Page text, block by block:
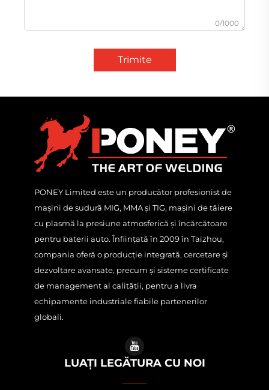
0/1000
Trimite
PONEY Limited este un producător profesionist de
mașini de sudură MIG, MMA și TIG, mașini de tăiere
cu plasmă la presiune atmosferică și încărcătoare
pentru baterii auto. Înființată în 2009 în Taizhou,
compania oferă o producție integrată, cercetare și
dezvoltare avansate, precum și sisteme certificate
de management al calității, pentru a livra
echipamente industriale fiabile partenerilor
globali.
LUAȚI LEGĂTURA CU NOI